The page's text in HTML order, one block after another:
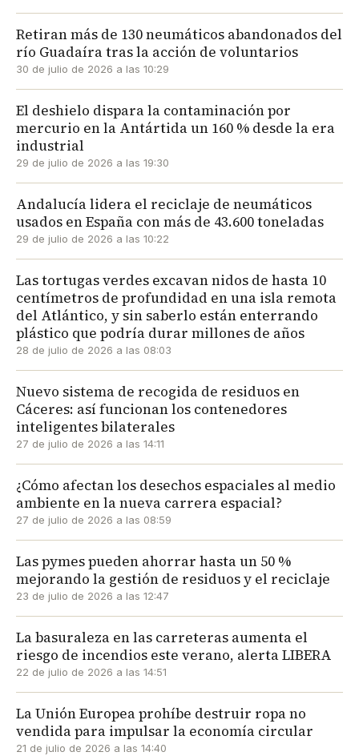
Retiran más de 130 neumáticos abandonados del
río Guadaíra tras la acción de voluntarios
30 de julio de 2026 a las 10:29
El deshielo dispara la contaminación por
mercurio en la Antártida un 160 % desde la era
industrial
29 de julio de 2026 a las 19:30
Andalucía lidera el reciclaje de neumáticos
usados en España con más de 43.600 toneladas
29 de julio de 2026 a las 10:22
Las tortugas verdes excavan nidos de hasta 10
centímetros de profundidad en una isla remota
del Atlántico, y sin saberlo están enterrando
plástico que podría durar millones de años
28 de julio de 2026 a las 08:03
Nuevo sistema de recogida de residuos en
Cáceres: así funcionan los contenedores
inteligentes bilaterales
27 de julio de 2026 a las 14:11
¿Cómo afectan los desechos espaciales al medio
ambiente en la nueva carrera espacial?
27 de julio de 2026 a las 08:59
Las pymes pueden ahorrar hasta un 50 %
mejorando la gestión de residuos y el reciclaje
23 de julio de 2026 a las 12:47
La basuraleza en las carreteras aumenta el
riesgo de incendios este verano, alerta LIBERA
22 de julio de 2026 a las 14:51
La Unión Europea prohíbe destruir ropa no
vendida para impulsar la economía circular
21 de julio de 2026 a las 14:40